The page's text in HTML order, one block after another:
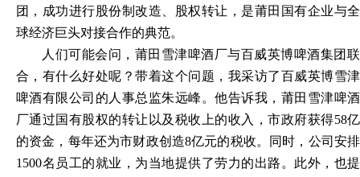
团，成功进行股份制改造、股权转让，是莆田国有企业与全
球经济巨头对接合作的典范。
人们可能会问，莆田雪津啤酒厂与百威英博啤酒集团联
合，有什么好处呢？带着这个问题，我采访了百威英博雪津
啤酒有限公司的人事总监朱远峰。他告诉我，莆田雪津啤酒
厂通过国有股权的转让以及税收上的收入，市政府获得58亿
的资金，每年还为市财政创造8亿元的税收。同时，公司安排
1500名员工的就业，为当地提供了劳力的出路。此外，也提